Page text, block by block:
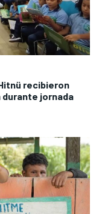
recibieron
jornada